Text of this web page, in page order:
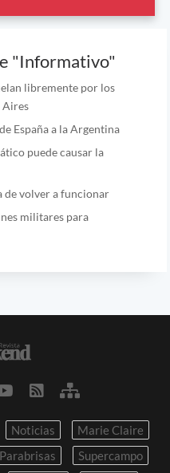
"Informativo"
libremente por los
Aires
España a la Argentina
puede causar la
de volver a funcionar
militares para
Noticias
Marie Claire
Parabrisas
Supercampo